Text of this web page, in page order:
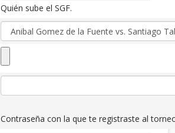
Quién sube el SGF.
Contraseña con la que te registraste al